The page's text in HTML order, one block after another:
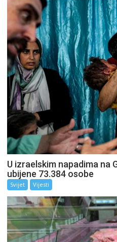
U izraelskim napadima na
ubijene 73.384 osobe
Svijet Vijesti